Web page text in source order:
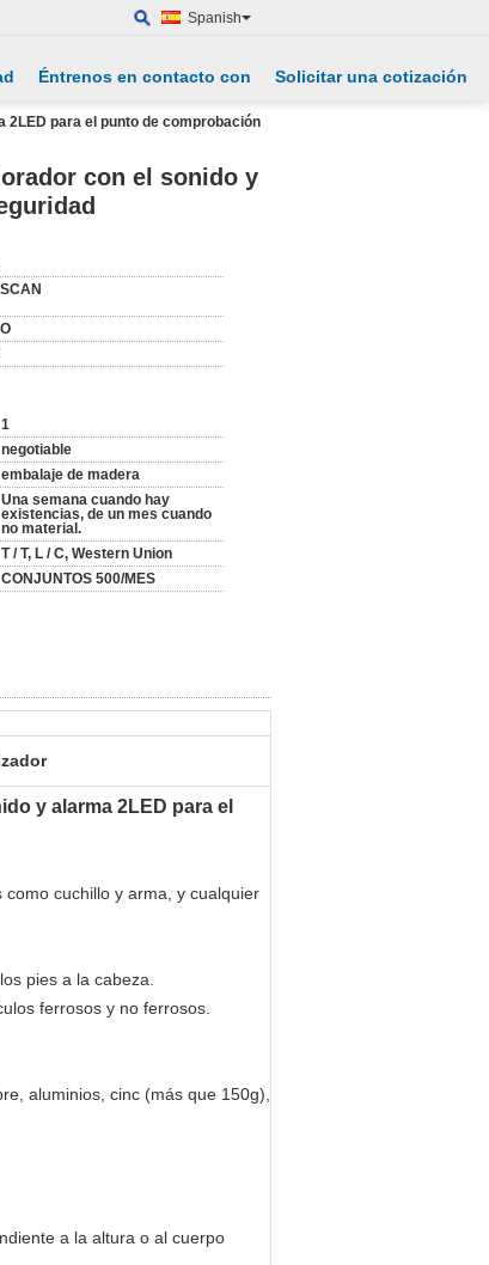
Spanish
Éntrenos en contacto con Solicitar una cotización
para el punto de comprobación
con el sonido y
1
negotiable
embalaje de madera
Una semana cuando hay
existencias, de un mes cuando
no material.
T / T, L / C, Western Union
CONJUNTOS 500/MES
y alarma 2LED para el
cuchillo y arma, y cualquier
pies a la cabeza.
ferrosos y no ferrosos.
aluminios, cinc (más que 150g),
a la altura o al cuerpo